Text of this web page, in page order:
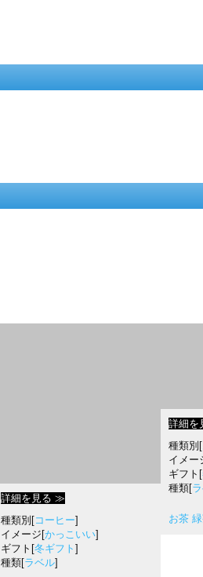
詳細を見る ≫
種類別[コーヒー]
イメージ[かっこいい]
ギフト[冬ギフト ]
種類[ラベル]
詳細
種類別[
イメー
ギフト[
種類[
お茶